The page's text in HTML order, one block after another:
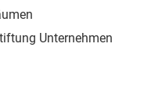
Unternehmen